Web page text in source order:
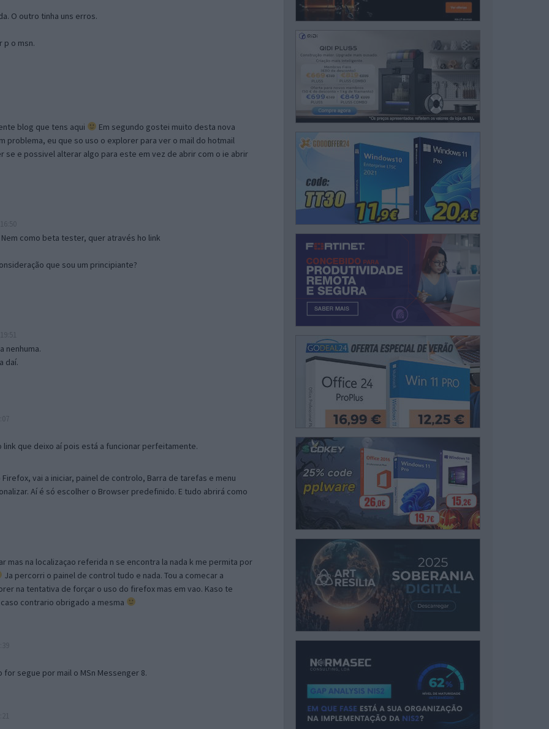
O outro tinha uns erros.
p o msn.
blog que tens aqui
Em segundo gostei muito desta nova
problema, eu que so uso o explorer para ver o mail do hotmail
se e possivel alterar algo para este em vez de abrir com o ie abrir
como beta tester, quer através ho link
que sou um principiante?
nenhuma.
daí.
que deixo aí pois está a funcionar perfeitamente.
vai a iniciar, painel de controlo, Barra de tarefas e menu
Aí é só escolher o Browser predefinido. E tudo abrirá como
mas na localizaçao referida n se encontra la nada k me permita por
Ja percorri o painel de control tudo e nada. Tou a comecar a
na tentativa de forçar o uso do firefox mas em vao. Kaso te
contrario obrigado a mesma
for segue por mail o MSn Messenger 8.